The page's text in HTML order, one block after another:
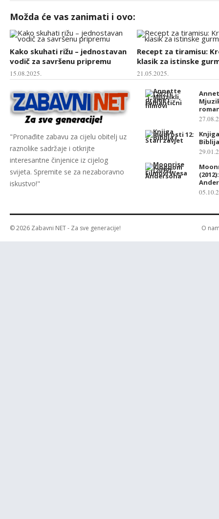
Možda će vas zanimati i ovo:
Kako skuhati rižu – jednostavan
vodič za savršenu pripremu
15.08.2025.
Recept za tiramisu:
klasik za istinske
21.05.2025.
"Pronađite zabavu za cijelu obitelj uz
raznolike sadržaje i otkrijte
interesantne činjenice iz cijelog
svijeta. Spremite se za nezaboravno
iskustvo!"
© 2026 Zabavni NET- Za sve generacije! O